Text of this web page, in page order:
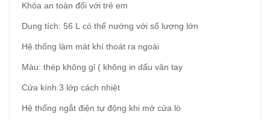
Khóa an toàn đối với trẻ em
Dung tích: 56 L có thể nướng với số lượng lớn
Hệ thống làm mát khí thoát ra ngoài
Màu: thép không gỉ ( không in dấu vân tay
Cửa kính 3 lớp cách nhiệt
Hệ thống ngắt điện tự động khi mở cửa lò